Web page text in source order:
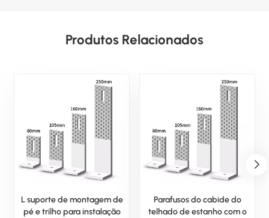
Produtos Relacionados
L suporte de montagem de
pé e trilho para instalação
Parafusos do cabide do
telhado de estanho com o